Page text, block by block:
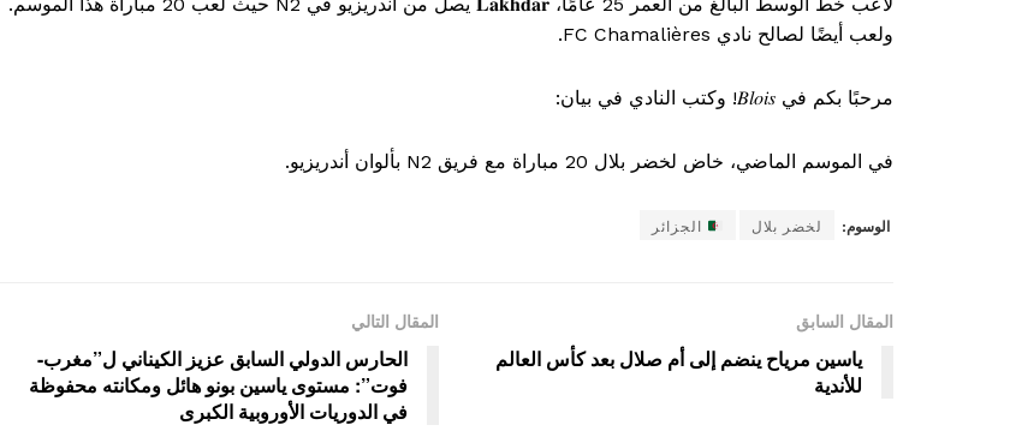
ولعب أيضًا لصالح نادي FC Chamalières.
مرحبًا بكم في 𝐵𝑙𝑜𝑖𝑠! وكتب النادي في بيان:
في الموسم الماضي، خاض لخضر بلال 20 مباراة مع فريق N2 بألوان أندريزيو.
الوسوم: لخضر بلال الجزائر
المقال السابق
ياسين مرياح ينضم إلى أم صلال بعد كأس العالم
للأندية
المقال التالي
الحارس الدولي السابق عزيز الكيناني ل”مغرب-
فوت”: مستوى ياسين بونو هائل ومكانته محفوظة
في الدوريات الأوروبية الكبرى